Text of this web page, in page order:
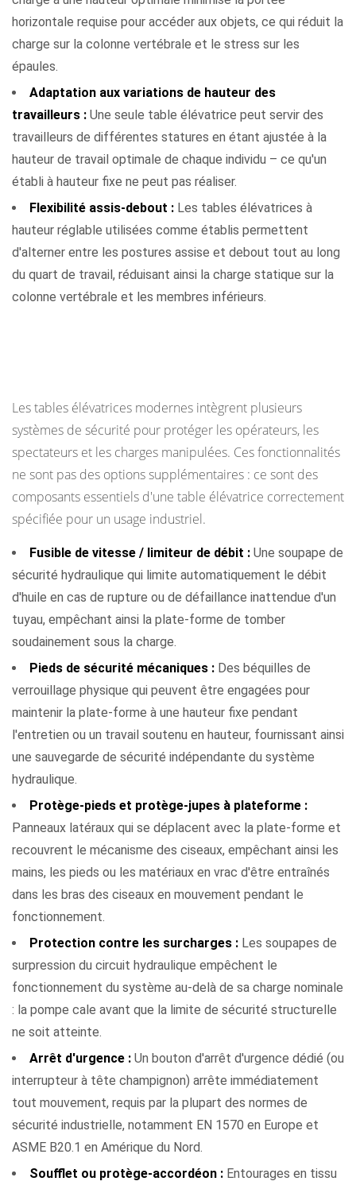
horizontale requise pour accéder aux objets, ce qui réduit la
charge sur la colonne vertébrale et le stress sur les
épaules.
Adaptation aux variations de hauteur des
travailleurs : Une seule table élévatrice peut servir des
travailleurs de différentes statures en étant ajustée à la
hauteur de travail optimale de chaque individu – ce qu'un
établi à hauteur fixe ne peut pas réaliser.
Flexibilité assis-debout : Les tables élévatrices à
hauteur réglable utilisées comme établis permettent
d'alterner entre les postures assise et debout tout au long
du quart de travail, réduisant ainsi la charge statique sur la
colonne vertébrale et les membres inférieurs.
Les tables élévatrices modernes intègrent plusieurs
systèmes de sécurité pour protéger les opérateurs, les
spectateurs et les charges manipulées. Ces fonctionnalités
ne sont pas des options supplémentaires : ce sont des
composants essentiels d'une table élévatrice correctement
spécifiée pour un usage industriel.
Fusible de vitesse / limiteur de débit : Une soupape de
sécurité hydraulique qui limite automatiquement le débit
d'huile en cas de rupture ou de défaillance inattendue d'un
tuyau, empêchant ainsi la plate-forme de tomber
soudainement sous la charge.
Pieds de sécurité mécaniques : Des béquilles de
verrouillage physique qui peuvent être engagées pour
maintenir la plate-forme à une hauteur fixe pendant
l'entretien ou un travail soutenu en hauteur, fournissant ainsi
une sauvegarde de sécurité indépendante du système
hydraulique.
Protège-pieds et protège-jupes à plateforme :
Panneaux latéraux qui se déplacent avec la plate-forme et
recouvrent le mécanisme des ciseaux, empêchant ainsi les
mains, les pieds ou les matériaux en vrac d'être entraînés
dans les bras des ciseaux en mouvement pendant le
fonctionnement.
Protection contre les surcharges : Les soupapes de
surpression du circuit hydraulique empêchent le
fonctionnement du système au-delà de sa charge nominale
: la pompe cale avant que la limite de sécurité structurelle
ne soit atteinte.
Arrêt d'urgence : Un bouton d'arrêt d'urgence dédié (ou
interrupteur à tête champignon) arrête immédiatement
tout mouvement, requis par la plupart des normes de
sécurité industrielle, notamment EN 1570 en Europe et
ASME B20.1 en Amérique du Nord.
Soufflet ou protège-accordéon : Entourages en tissu